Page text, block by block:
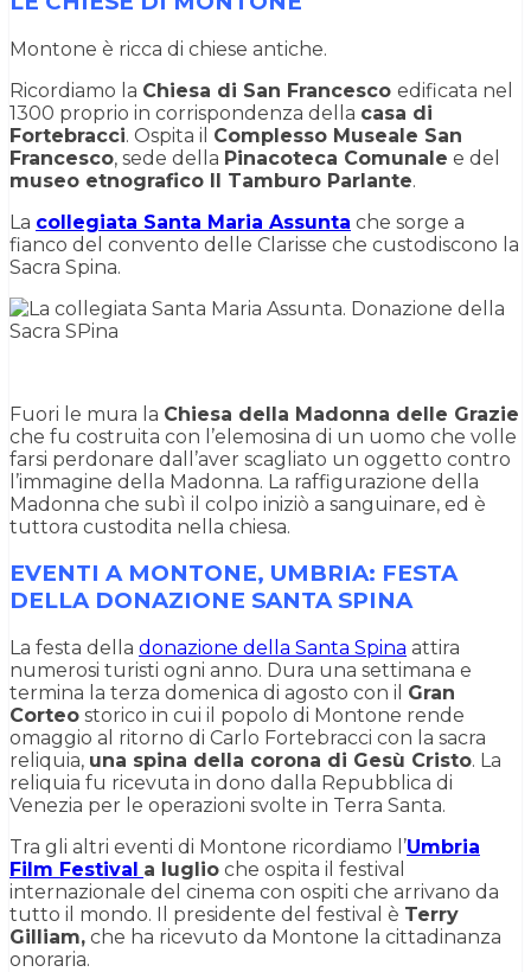
Montone è ricca di chiese antiche.
Ricordiamo la Chiesa di San Francesco edificata nel
1300 proprio in corrispondenza della casa di
Fortebracci. Ospita il Complesso Museale San
Francesco, sede della Pinacoteca Comunale e del
museo etnografico Il Tamburo Parlante.
La collegiata Santa Maria Assunta che sorge a
fianco del convento delle Clarisse che custodiscono la
Sacra Spina.
Fuori le mura la Chiesa della Madonna delle Grazie
che fu costruita con l’elemosina di un uomo che volle
farsi perdonare dall’aver scagliato un oggetto contro
l’immagine della Madonna. La raffigurazione della
Madonna che subì il colpo iniziò a sanguinare, ed è
tuttora custodita nella chiesa.
EVENTI A MONTONE, UMBRIA: FESTA
DELLA DONAZIONE SANTA SPINA
La festa della donazione della Santa Spina attira
numerosi turisti ogni anno. Dura una settimana e
termina la terza domenica di agosto con il Gran
Corteo storico in cui il popolo di Montone rende
omaggio al ritorno di Carlo Fortebracci con la sacra
reliquia, una spina della corona di Gesù Cristo. La
reliquia fu ricevuta in dono dalla Repubblica di
Venezia per le operazioni svolte in Terra Santa.
Tra gli altri eventi di Montone ricordiamo l’Umbria
Film Festival a luglio che ospita il festival
internazionale del cinema con ospiti che arrivano da
tutto il mondo. Il presidente del festival è Terry
Gilliam, che ha ricevuto da Montone la cittadinanza
onoraria.